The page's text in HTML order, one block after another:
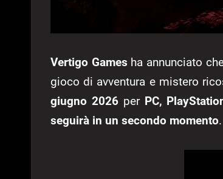
Vertigo Games ha annunciato
gioco di avventura e mistero
giugno 2026per PC,
seguirà in un secondo momento.